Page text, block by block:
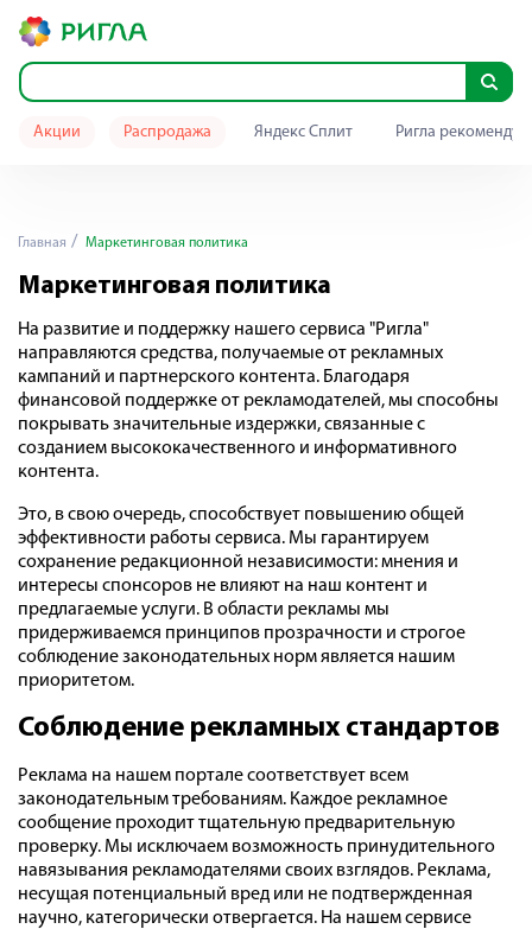
Акции Распродажа Яндекс Сплит Ригла
Главная Маркетинговая политика
Маркетинговая политика
На развитие и поддержку нашего сервиса "Ригла"
направляются средства, получаемые от рекламных
кампаний и партнерского контента. Благодаря
финансовой поддержке от рекламодателей, мы способны
покрывать значительные издержки, связанные с
созданием высококачественного и информативного
контента.
Это, в свою очередь, способствует повышению общей
эффективности работы сервиса. Мы гарантируем
сохранение редакционной независимости: мнения и
интересы спонсоров не влияют на наш контент и
предлагаемые услуги. В области рекламы мы
придерживаемся принципов прозрачности и строгое
соблюдение законодательных норм является нашим
приоритетом.
Соблюдение рекламных стандартов
Реклама на нашем портале соответствует всем
законодательным требованиям. Каждое рекламное
сообщение проходит тщательную предварительную
проверку. Мы исключаем возможность принудительного
навязывания рекламодателями своих взглядов. Реклама,
несущая потенциальный вред или не подтвержденная
научно, категорически отвергается. На нашем сервисе